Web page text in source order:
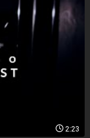
2:23